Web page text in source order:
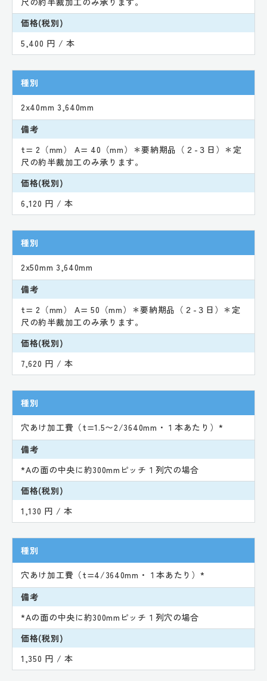
価格(税別)
5,400 円 / 本
種別
2x40mm 3,640mm
備考
t= 2（mm） A= 40（mm）＊要納期品（２-３日）＊定
尺の約半裁加工のみ承ります。
価格(税別)
6,120 円 / 本
種別
2x50mm 3,640mm
備考
t= 2（mm） A= 50（mm）＊要納期品（２-３日）＊定
尺の約半裁加工のみ承ります。
価格(税別)
7,620 円 / 本
種別
穴あけ加工費（t=1.5〜2/3640mm・１本あたり）*
備考
*Aの面の中央に約300mmピッチ１列穴の場合
価格(税別)
1,130 円 / 本
種別
穴あけ加工費（t=4/3640mm・１本あたり）*
備考
*Aの面の中央に約300mmピッチ１列穴の場合
価格(税別)
1,350 円 / 本